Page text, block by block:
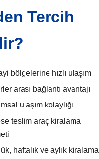
Tercih
bölgelerine hızlı ulaşım
arası bağlantı avantajı
ulaşım kolaylığı
teslim araç kiralama
haftalık ve aylık kiralama